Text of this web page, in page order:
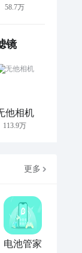
58.7万
镜
他相机
113.9万
更多
电池管家